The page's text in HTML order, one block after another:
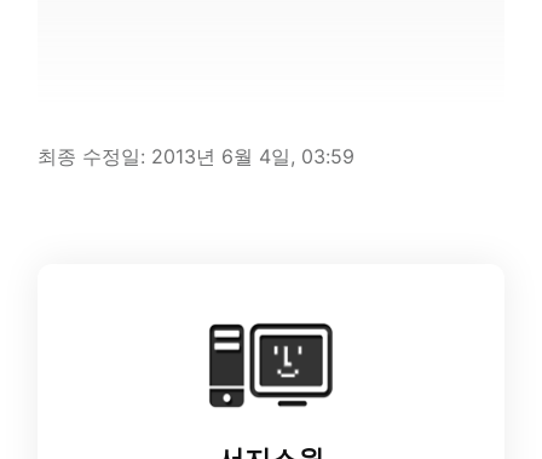
최종 수정일: 2013년 6월 4일, 03:59